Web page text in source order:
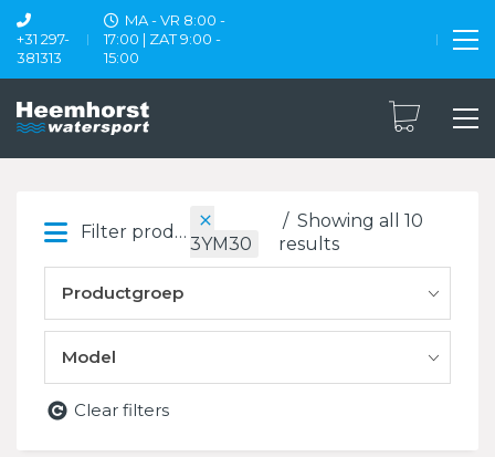
+31 297-
381313
MA - VR 8:00 -
17:00 | ZAT 9:00 -
15:00
Filter products
3YM30
Showing all 10
results
Productgroep
Model
Clear filters